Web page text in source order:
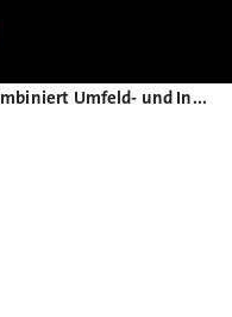
Continental kombiniert Umfeld- und Innenraumkameras